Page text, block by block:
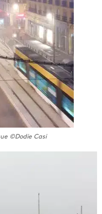
©Dodie Casi